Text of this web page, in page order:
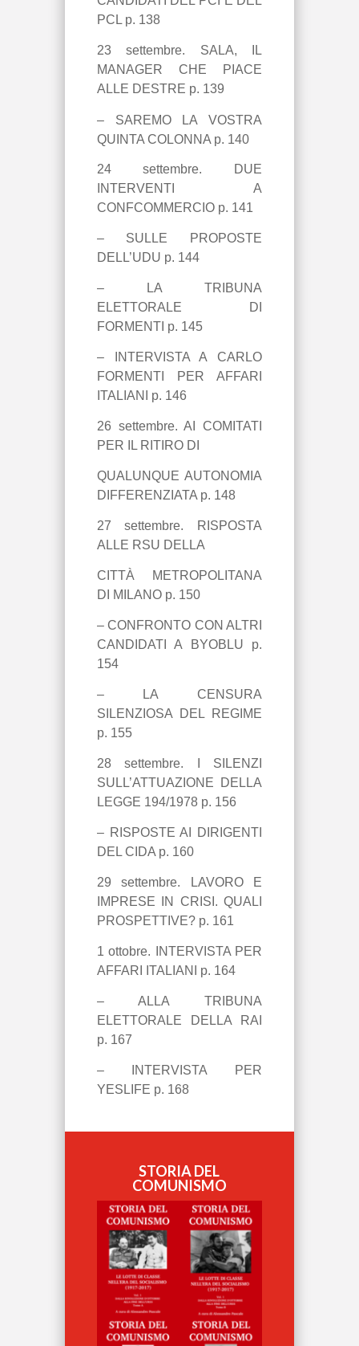
PCL p. 138
23 settembre. SALA, IL
MANAGER CHE PIACE
ALLE DESTRE p. 139
– SAREMO LA VOSTRA
QUINTA COLONNA p. 140
24 settembre. DUE
INTERVENTI A
CONFCOMMERCIO p. 141
– SULLE PROPOSTE
DELL’UDU p. 144
– LA TRIBUNA
ELETTORALE DI
FORMENTI p. 145
– INTERVISTA A CARLO
FORMENTI PER AFFARI
ITALIANI p. 146
26 settembre. AI COMITATI
PER IL RITIRO DI
QUALUNQUE AUTONOMIA
DIFFERENZIATA p. 148
27 settembre. RISPOSTA
ALLE RSU DELLA
CITTÀ METROPOLITANA
DI MILANO p. 150
– CONFRONTO CON ALTRI
CANDIDATI A BYOBLU p.
154
– LA CENSURA
SILENZIOSA DEL REGIME
p. 155
28 settembre. I SILENZI
SULL’ATTUAZIONE DELLA
LEGGE 194/1978 p. 156
– RISPOSTE AI DIRIGENTI
DEL CIDA p. 160
29 settembre. LAVORO E
IMPRESE IN CRISI. QUALI
PROSPETTIVE? p. 161
1 ottobre. INTERVISTA PER
AFFARI ITALIANI p. 164
– ALLA TRIBUNA
ELETTORALE DELLA RAI
p. 167
– INTERVISTA PER
YESLIFE p. 168
STORIA DEL
COMUNISMO